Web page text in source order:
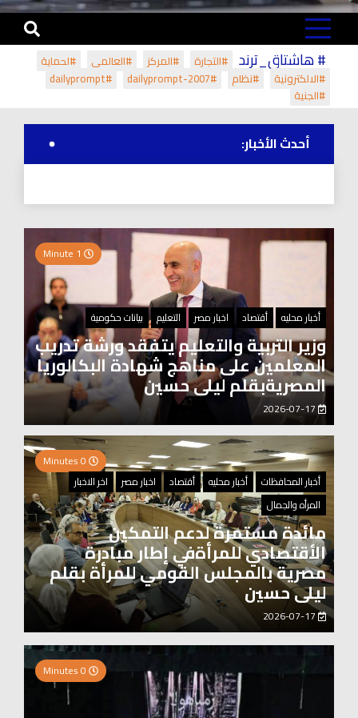
# هاشتاق_ترند #التجارة #المركز #العالمي
#لحماية
#الالكترونية
#نظام #dailyprompt-2007
#dailyprompt
#الجنية
أحدث الأخبار:
أخبار محليه أقتصاد اخبار مصر التعليم بيانات حكومية
وزير التربية والتعليم يتفقد ورشة تدريب
المعلمين على مناهج شهادة البكالوريا
المصريةبقلم ليلى حسين
أخبار المحافظات
أخبار محليه أقتصاد اخبار مصر
اخر الاخبار
المرأه والجمال
مائدة مستمرة لدعم التمكين
الأقتصادي للمرأةفي إطار مبادرة
مصرية بالمجلس القومي للمرأة بقلم
ليلى حسين
2026-07-17